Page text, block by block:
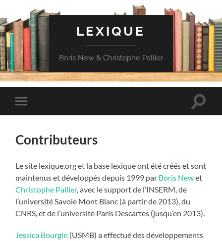
LEXIQUE
Boris New & Christophe Pallier
Toggle
mobile
Toggle
Contributeurs
Le site lexique.org et la base lexique ont été créés et sont
maintenus et développés depuis 1999 par Boris Newet
Christophe Pallier, avec le support de l’INSERM, de
l’université Savoie Mont Blanc (à partir de 2013), du
CNRS, et de l’université Paris Descartes (jusqu’en 2013).
Jessica Bourgin (USMB) a effectué des développements